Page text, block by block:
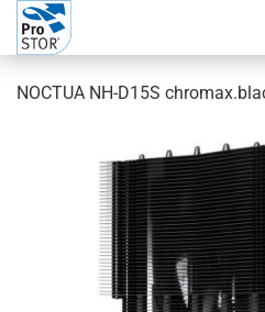
NOCTUA NH-D15S